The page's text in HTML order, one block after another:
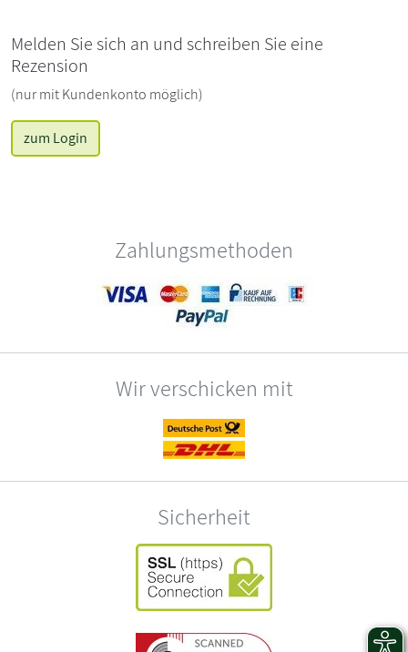
Melden Sie sich an und schreiben Sie eine
Rezension
(nur mit Kundenkonto möglich)
zum Login
Zahlungsmethoden
Wir verschicken mit
Sicherheit